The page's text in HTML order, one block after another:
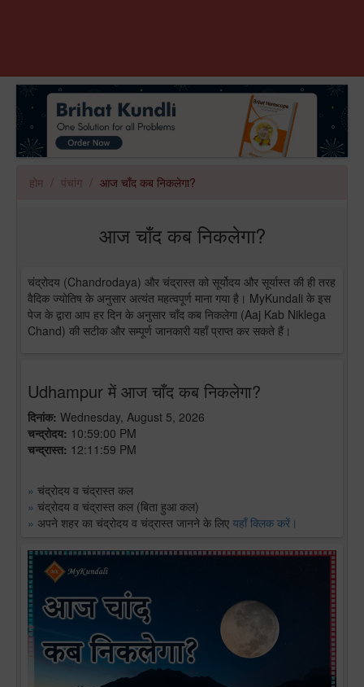
होम पंचांग आज चाँद कब निकलेगा?
आज चाँद कब निकलेगा?
चंद्रोदय (Chandrodaya) और चंद्रास्त को सूर्योदय और सूर्यास्त की ही तरह
वैदिक ज्योतिष के अनुसार अत्यंत महत्वपूर्ण माना गया है। MyKundali के इस
पेज के द्वारा आप हर दिन के अनुसार चाँद कब निकलेगा (Aaj Kab Niklega
Chand) की सटीक और सम्पूर्ण जानकारी यहाँ प्राप्त कर सकते हैं।
Udhampur में आज चाँद कब निकलेगा?
दिनांक: Wednesday, August 5, 2026
चन्द्रोदय: 10:59:00 PM
चन्द्रास्त: 12:11:59 PM
» चंद्रोदय व चंद्रास्त कल
» चंद्रोदय व चंद्रास्त कल (बिता हुआ कल)
» अपने शहर का चंद्रोदय व चंद्रास्त जानने के लिए यहाँ क्लिक करें।